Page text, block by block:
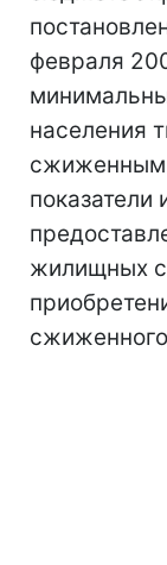
февраля
населения
сжиженным
показатели
жилищных
сжиженного